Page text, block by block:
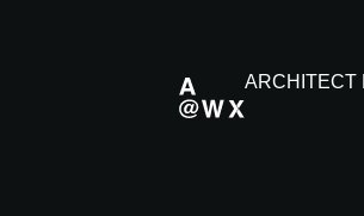
ARCHITECT